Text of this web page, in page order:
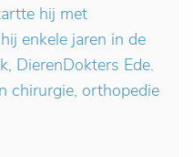
hij met
enkele jaren in de
DierenDokters Ede.
chirurgie, orthopedie